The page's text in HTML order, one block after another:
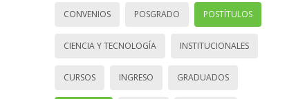
CONVENIOS POSGRADO POSTÍTULOS
CIENCIA Y TECNOLOGÍA INSTITUCIONALES
CURSOS INGRESO GRADUADOS